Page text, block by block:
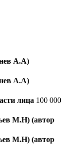
А.А)
А.А)
лица 100 000
М.Н) (автор
М.Н) (автор